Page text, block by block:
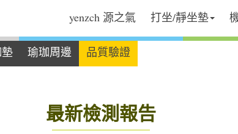
yenzch 源之氣 打坐/靜坐墊
瑜珈周邊 品質驗證
最新檢測報告